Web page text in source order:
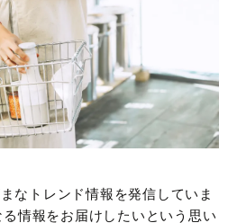
なトレンド情報を発信していま
情報をお届けしたいという思い